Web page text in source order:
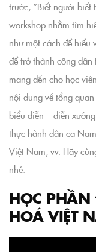
trước, “Biết người
workshop nhằm tìm
như một cách để hiểu
để trở thành công
mang đến cho học
nội dung về tổng
biểu diễn – diễn
thực hành dân ca
Việt Nam, vv. Hãy
nhé.
HỌC
HOÁ VIỆT